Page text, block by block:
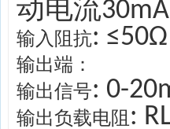
动电流30mA
输入阻抗: ≤50Ω
输出端：
输出信号: 0-
输出负载电阻 :